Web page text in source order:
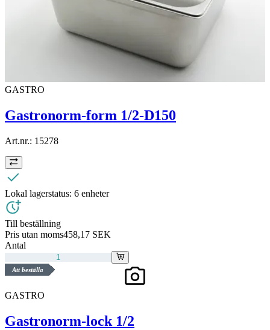
GASTRO
Gastronorm-form 1/2-D150
Art.nr.: 15278
Lokal lagerstatus: 6 enheter
Till beställning
Pris utan moms458,17 SEK
Antal
Att beställa
GASTRO
Gastronorm-lock 1/2